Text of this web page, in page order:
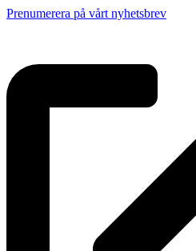
Prenumerera på vårt nyhetsbrev